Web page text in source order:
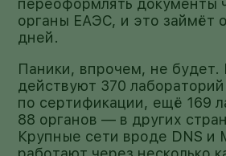
органы ЕАЭС, и это займёт
дней.
Паники, впрочем, не будет.
действуют 370
по сертификации, ещё 169
88 органов — в других
Крупные сети вроде DNS и